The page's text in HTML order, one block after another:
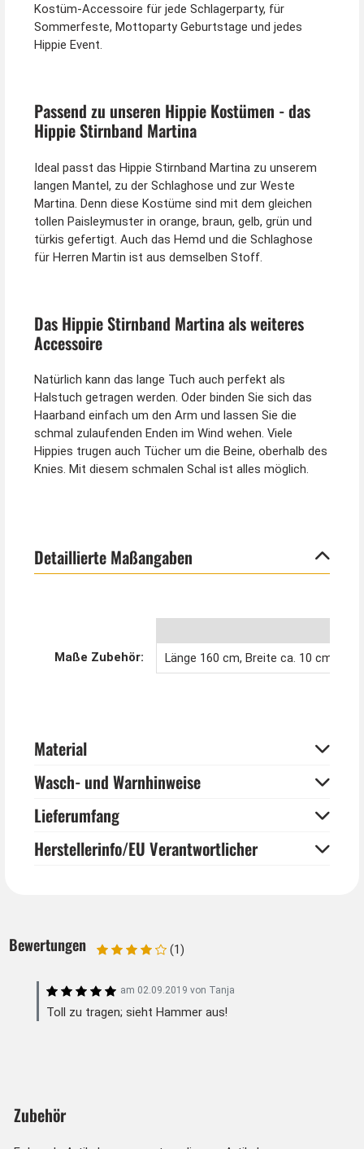
Kostüm-Accessoire für jede Schlagerparty, für
Sommerfeste, Mottoparty Geburtstage und jedes
Hippie Event.
Passend zu unseren Hippie Kostümen - das
Hippie Stirnband Martina
Ideal passt das Hippie Stirnband Martina zu unserem
langen Mantel, zu der Schlaghose und zur Weste
Martina. Denn diese Kostüme sind mit dem gleichen
tollen Paisleymuster in orange, braun, gelb, grün und
türkis gefertigt. Auch das Hemd und die Schlaghose
für Herren Martin ist aus demselben Stoff.
Das Hippie Stirnband Martina als weiteres
Accessoire
Natürlich kann das lange Tuch auch perfekt als
Halstuch getragen werden. Oder binden Sie sich das
Haarband einfach um den Arm und lassen Sie die
schmal zulaufenden Enden im Wind wehen. Viele
Hippies trugen auch Tücher um die Beine, oberhalb des
Knies. Mit diesem schmalen Schal ist alles möglich.
Detaillierte Maßangaben
Maße Zubehör: Länge 160 cm, Breite ca. 10 cm
Material
Wasch- und Warnhinweise
Lieferumfang
Herstellerinfo/EU Verantwortlicher
Bewertungen (1)
am 02.09.2019 von Tanja
Toll zu tragen; sieht Hammer aus!
Zubehör